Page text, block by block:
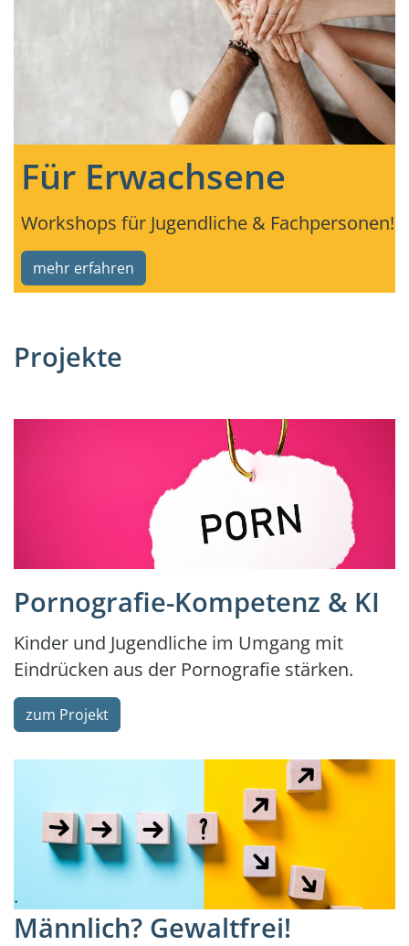
Für Erwachsene
Workshops für Jugendliche & Fachpersonen!
mehr erfahren
Projekte
Pornografie-Kompetenz & KI
Kinder und Jugendliche im Umgang mit
Eindrücken aus der Pornografie stärken.
zum Projekt
.
Männlich? Gewaltfrei!